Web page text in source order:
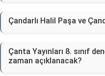
Çandarlı Halil Paşa ve
Çanta Yayınları 8. sınıf
zaman açıklanacak?